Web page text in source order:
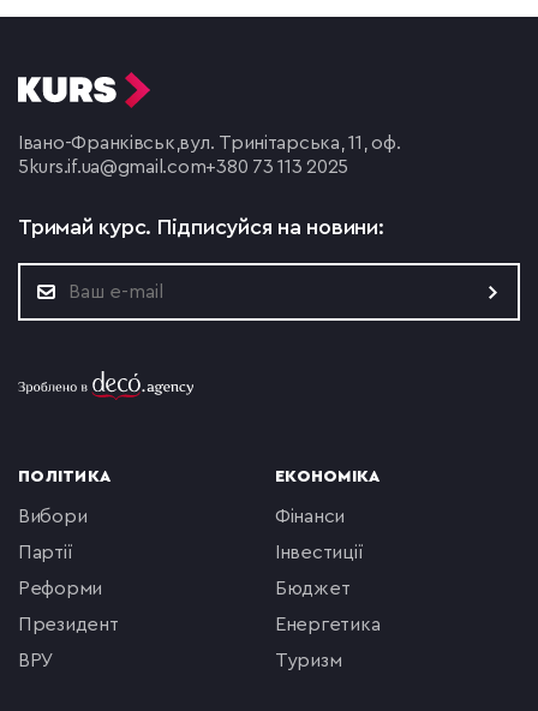
Івано-Франківськ,вул. Тринітарська, 11, оф.
5 kurs.if.ua@gmail.com+380 73 113 2025
Тримай курс. Підписуйся на новини:
ПОЛІТИКА
вибори
партії
реформи
президент
ВРУ
ЕКОНОМІКА
фінанси
інвестиції
бюджет
енергетика
туризм